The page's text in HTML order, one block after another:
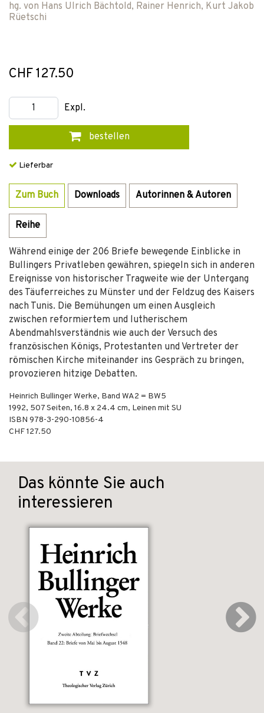
hg. von Hans Ulrich Bächtold, Rainer Henrich, Kurt Jakob
Rüetschi
CHF 127.50
Expl.
bestellen
Lieferbar
Zum Buch Downloads Autorinnen & Autoren
Reihe
Während einige der 206 Briefe bewegende Einblicke in
Bullingers Privatleben gewähren, spiegeln sich in anderen
Ereignisse von historischer Tragweite wie der Untergang
des Täuferreiches zu Münster und der Feldzug des Kaisers
nach Tunis. Die Bemühungen um einen Ausgleich
zwischen reformiertem und lutherischem
Abendmahlsverständnis wie auch der Versuch des
französischen Königs, Protestanten und Vertreter der
römischen Kirche miteinander ins Gespräch zu bringen,
provozieren hitzige Debatten.
Heinrich Bullinger Werke, Band WA2 = BW5
1992, 507Seiten, 16.8 x 24.4 cm, Leinen mit SU
ISBN 978-3-290-10856-4
CHF 127.50
Das könnte Sie auch
interessieren